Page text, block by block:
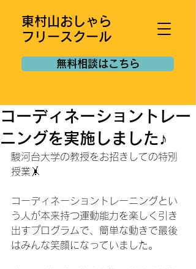
東村山おしゃら
フリースクール
無料相談はこちら
コーディネーショントレー
ニングを実施しました♪
駿河台大学の教授をお招きしての特別
授業🤸
コーディネーショントレーニングとい
う人が本来持つ運動能力を楽しく引き
出すプログラムで、簡単な動きで最後
はみんな笑顔になっていました。